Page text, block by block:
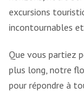
excursions
incontournables
Que vous partiez
plus long, notre
pour répondre à